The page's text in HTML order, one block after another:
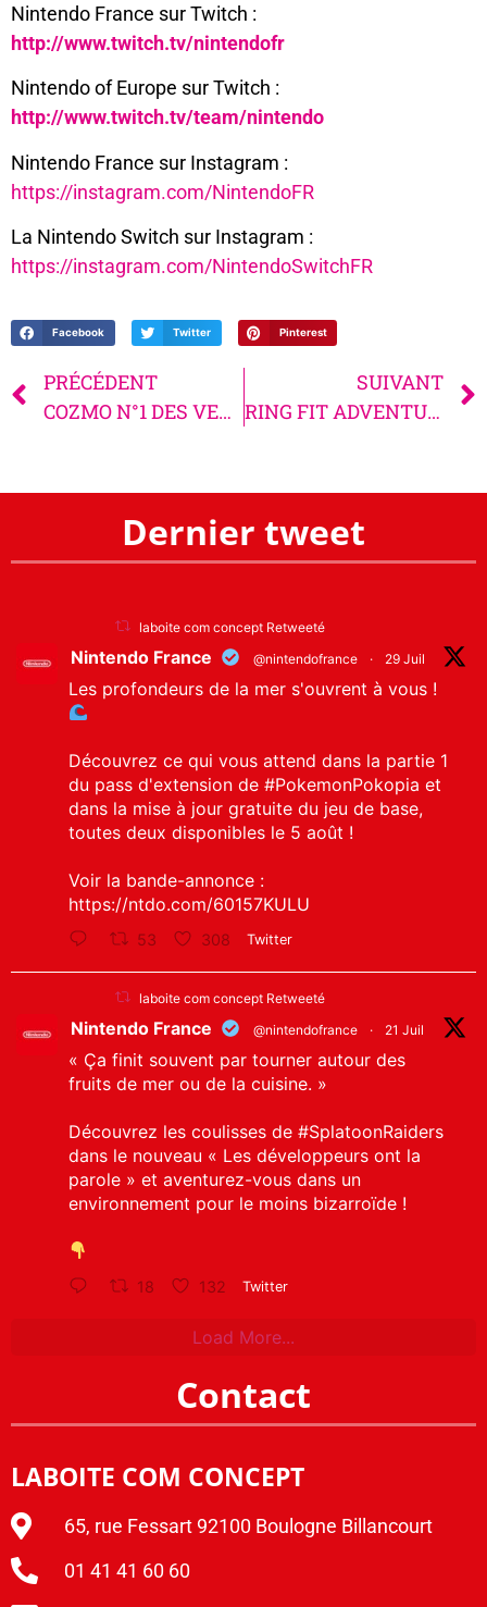
Nintendo France sur Twitch :
http://www.twitch.tv/nintendofr
Nintendo of Europe sur Twitch :
http://www.twitch.tv/team/nintendo
Nintendo France sur Instagram :
https://instagram.com/NintendoFR
La Nintendo Switch sur Instagram :
https://instagram.com/NintendoSwitchFR
Facebook Twitter Pinterest
PRÉCÉDENT
COZMO N°1 DES VENTES
SUIVANT
RING FIT ADVENTURE
Dernier tweet
laboite com concept Retweeté
Nintendo France @nintendofrance · 29 Juil
Les profondeurs de la mer s'ouvrent à vous !
Découvrez ce qui vous attend dans la partie 1
du pass d'extension de #PokemonPokopia et
dans la mise à jour gratuite du jeu de base,
toutes deux disponibles le 5 août !
Voir la bande-annonce :
https://ntdo.com/60157KULU
53 308 Twitter
laboite com concept Retweeté
Nintendo France @nintendofrance · 21 Juil
« Ça finit souvent par tourner autour des
fruits de mer ou de la cuisine. »
Découvrez les coulisses de #SplatoonRaiders
dans le nouveau « Les développeurs ont la
parole » et aventurez-vous dans un
environnement pour le moins bizarroïde !
18 132 Twitter
Load More...
Contact
LABOITE COM CONCEPT
65, rue Fessart 92100 Boulogne Billancourt
01 41 41 60 60